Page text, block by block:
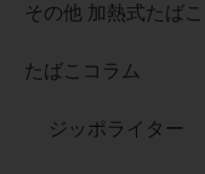
その他 加熱式たばこ
たばこコラム
ジッポライター